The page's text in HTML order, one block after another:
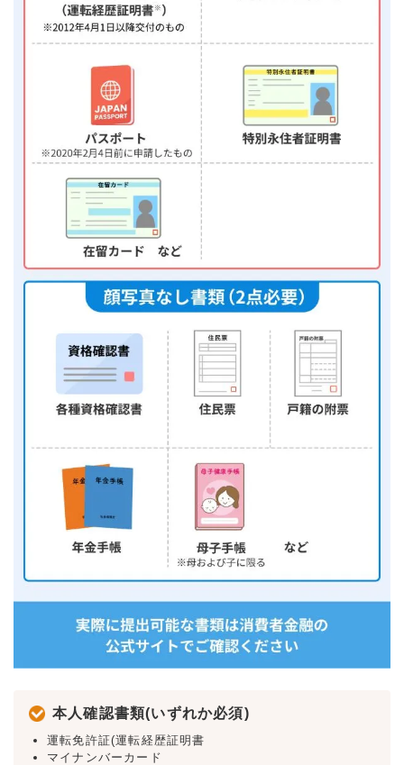
本人確認書類(いずれか必須)
運転免許証(運転経歴証明書
マイナンバーカード